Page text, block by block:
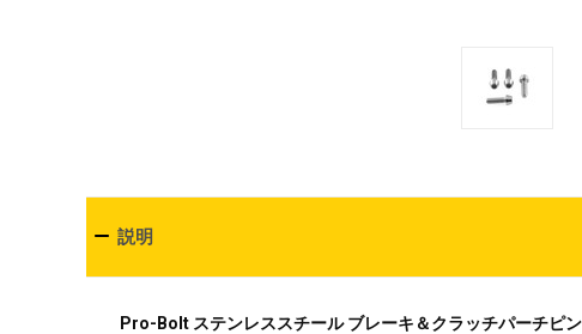
説明
Pro-Bolt ステンレススチール ブレーキ＆クラッチパーチピ